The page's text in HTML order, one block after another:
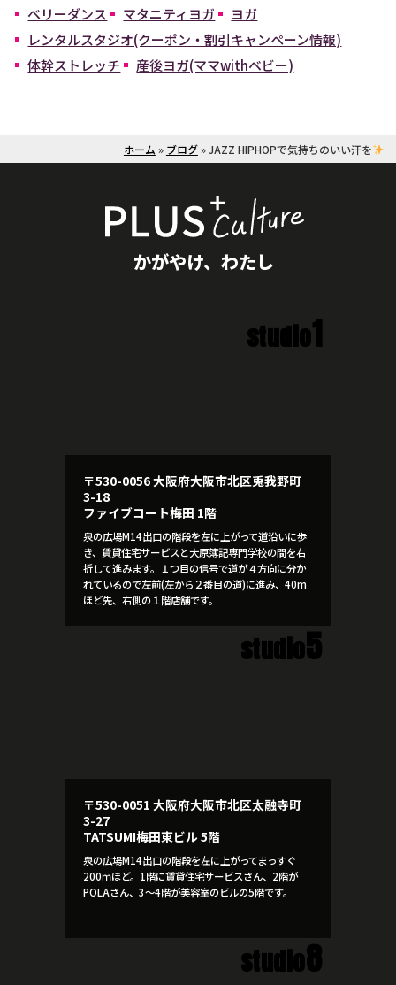
ベリーダンス
マタニティヨガ
ヨガ
レンタルスタジオ(クーポン・割引キャンペーン情報)
体幹ストレッチ
産後ヨガ(ママwithベビー)
ホーム » ブログ»JAZZ HIPHOPで気持ちのいい汗を
かがやけ、わたし
studio1
〒530-0056 大阪府大阪市北区兎我野町
3-18
ファイブコート梅田 1階
泉の広場M14出口の階段を左に上がって道沿いに歩
き、賃貸住宅サービスと大原簿記専門学校の間を右
折して進みます。１つ目の信号で道が４方向に分か
れているので左前(左から２番目の道)に進み、40m
ほど先、右側の１階店舗です。
studio5
〒530-0051 大阪府大阪市北区太融寺町
3-27
TATSUMI梅田東ビル 5階
泉の広場M14出口の階段を左に上がってまっすぐ
200ｍほど。1階に賃貸住宅サービスさん、2階が
POLAさん、3～4階が美容室のビルの5階です。
studio8